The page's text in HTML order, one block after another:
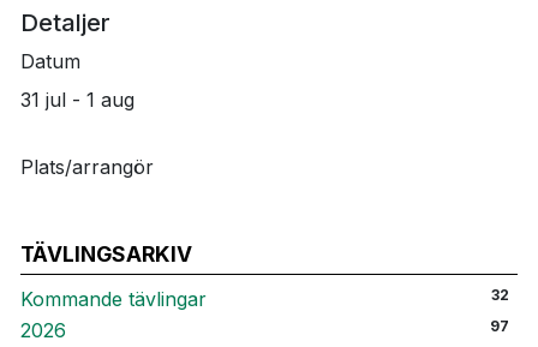
TÄVLINGSARKIV
Kommande tävlingar 32
2026 97
Detaljer
Datum
31 jul - 1 aug
Plats/arrangör